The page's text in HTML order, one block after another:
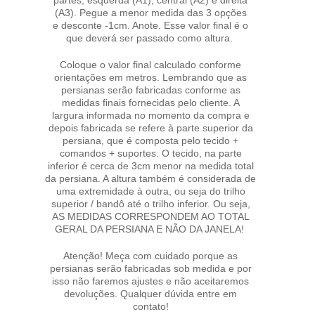
(A3). Pegue a menor medida das 3 opções
e desconte -1cm. Anote. Esse valor final é o
que deverá ser passado como altura.
Coloque o valor final calculado conforme
orientações em metros. Lembrando que as
persianas serão fabricadas conforme as
medidas finais fornecidas pelo cliente. A
largura informada no momento da compra e
depois fabricada se refere à parte superior da
persiana, que é composta pelo tecido +
comandos + suportes. O tecido, na parte
inferior é cerca de 3cm menor na medida total
da persiana. A altura também é considerada de
uma extremidade à outra, ou seja do trilho
superior / bandô até o trilho inferior. Ou seja,
AS MEDIDAS CORRESPONDEM AO TOTAL
GERAL DA PERSIANA E NÃO DA JANELA!
Atenção! Meça com cuidado porque as
persianas serão fabricadas sob medida e por
isso não faremos ajustes e não aceitaremos
devoluções. Qualquer dúvida entre em
contato!